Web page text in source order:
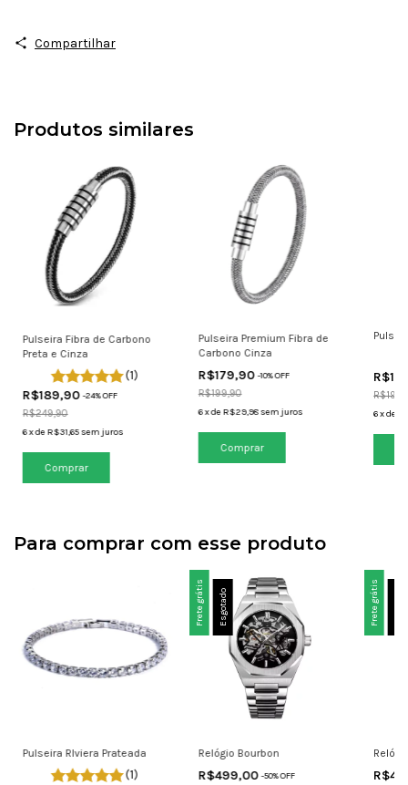
Compartilhar
Produtos similares
Pulseira Fibra de Carbono
Preta e Cinza
(1)
R$189,90-24% OFF
R$249,90
6xdeR$31,65sem juros
Comprar
Pulseira Premium Fibra de
Carbono Cinza
R$179,90-10% OFF
R$199,90
6xdeR$29,98 sem juros
Comprar
6xde
Para comprar com esse produto
Pulseira RIviera Prateada
(1)
Frete grátis Esgotado
Relógio Bourbon
R$499,00-50% OFF
Frete grátis